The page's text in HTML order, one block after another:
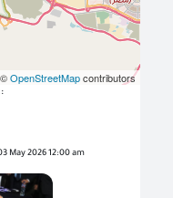
OpenStreetMapcontributors
May 2026 12:00 am